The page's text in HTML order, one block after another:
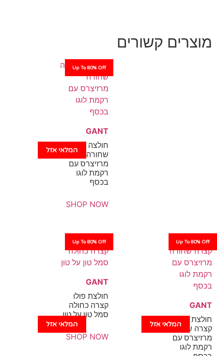
קשורים
המלאי אזלחולצה קצרה
מרזיצרס עם
SHOP NOW
המלאי אזל
קצרה כחולה
סמל טון על טון
SHOP NOW